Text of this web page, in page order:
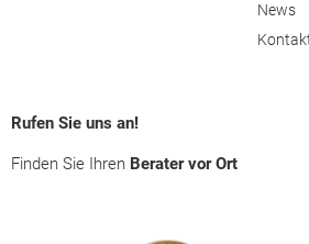
Ried im Innkreis
News
Rufen Sie uns an!
Finden Sie Ihren Berater vor Ort